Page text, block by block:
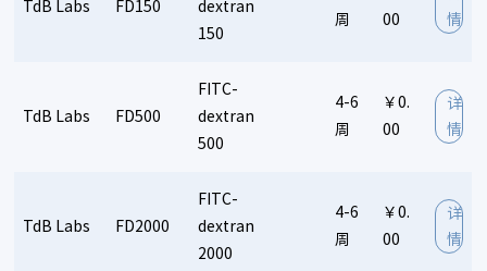
TdB Labs FD150
dextran
150
周
00
情
TdB Labs FD500
FITC-
dextran
500
4-6
周
￥0.
00
详
情
TdB Labs FD2000
FITC-
dextran
2000
4-6
周
￥0.
00
详
情